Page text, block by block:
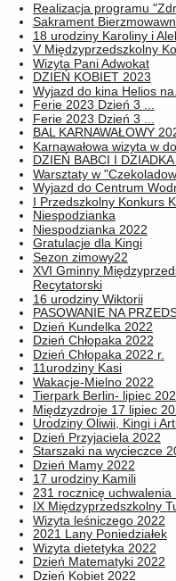
Realizacja programu
Sakrament
18 urodziny Karoliny i
V Międzyprzedszkolny
Wizyta Pani Adwokat
DZIEŃ KOBIET 2023
Wyjazd do kina Helios
Ferie 2023 Dzień 3 ...
Ferie 2023 Dzień 3 ...
BAL KARNAWAŁOWY
Karnawałowa wizyta w
DZIEŃ BABCI I
Warsztaty w
Wyjazd do Centrum
I Przedszkolny Konkurs
Niespodzianka
Niespodzianka 2022
Gratulacje dla Kingi
Sezon zimowy22
XVI Gminny
Recytatorski
16 urodziny Wiktorii
PASOWANIE NA
Dzień Kundelka 2022
Dzień Chłopaka 2022
Dzień Chłopaka 2022 r.
11urodziny Kasi
Wakacje-Mielno 2022
Tierpark Berlin- lipiec
Międzyzdroje 17 lipiec
Urodziny Oliwii, Kingi i
Dzień Przyjaciela 2022
Starszaki na wycieczce
Dzień Mamy 2022
17 urodziny Kamili
231 rocznicę uchwalenia
IX Międzyprzedszkolny
Wizyta leśniczego 2022
2021 Lany Poniedziałek
Wizyta dietetyka 2022
Dzień Matematyki 2022
Dzień Kobiet 2022